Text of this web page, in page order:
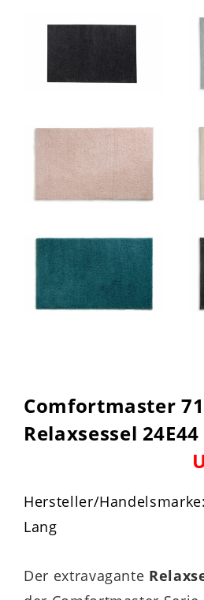
Comfortmaster
Relaxsessel 24E44
Hersteller/
Lang
Der extravagante